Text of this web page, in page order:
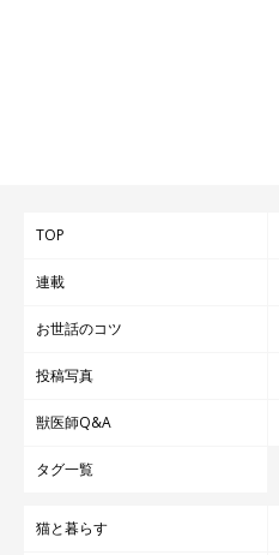
TOP
連載
お世話のコツ
投稿写真
獣医師Q&A
タグ一覧
猫と暮らす